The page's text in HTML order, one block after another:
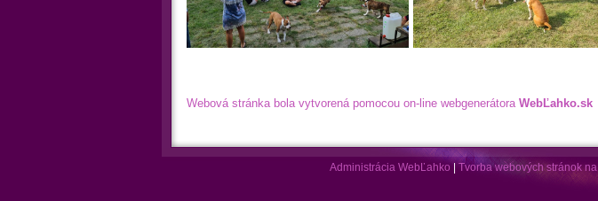
Webová stránka bola vytvorená pomocou on-line webgenerátora WebĽahko.sk
Administrácia WebĽahko Tvorba webových stránok na